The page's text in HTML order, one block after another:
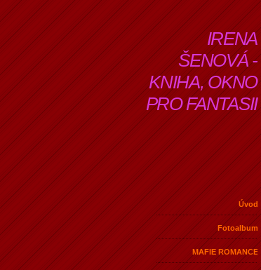
IRENA
ŠENOVÁ -
KNIHA, OKNO
PRO FANTASII
Úvod
Fotoalbum
MAFIE ROMANCE